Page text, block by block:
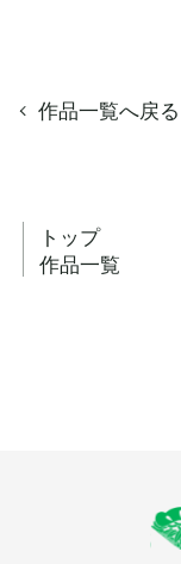
作品一覧へ戻る
トップ
作品一覧